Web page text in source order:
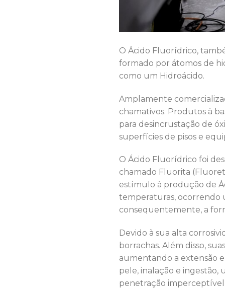
O Ácido Fluorídrico,
formado por átomos de
como um Hidroácido.
Amplamente
chamativos. Produtos à
para desincrustação de
superfícies de pisos e
O Ácido Fluorídrico foi
chamado Fluorita
estímulo à produção de
temperaturas, ocorrendo
consequentemente, a
Devido à sua alta
borrachas. Além disso,
aumentando a extensão
pele, inalação e
penetração imperceptível